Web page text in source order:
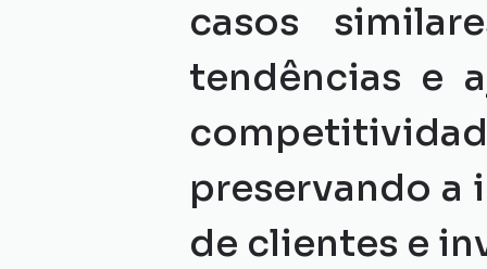
casos
tendências e
preservando a
de clientes e